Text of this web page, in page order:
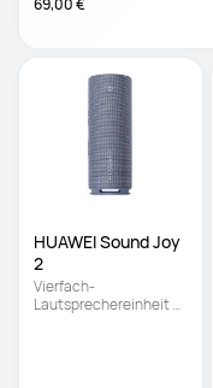
69,00 €
HUAWEI Sound Joy
2
Vierfach-
Lautsprechereinheit